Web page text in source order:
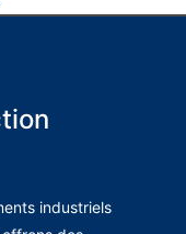
industriels